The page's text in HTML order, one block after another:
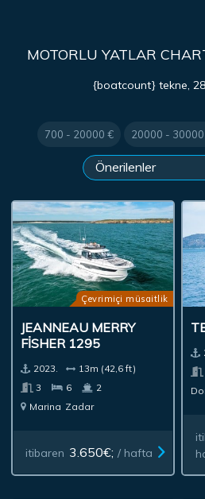
MOTORLU YATLAR
{boatcount} tekne,
700 - 20000 € 20000 -
Çevrimiçi müsaitlik
JEANNEAU MERRY
FISHER 1295
2023.
13m (42,6 ft)
3
6
2
Marina Zadar
itibaren 3.650€; / hafta